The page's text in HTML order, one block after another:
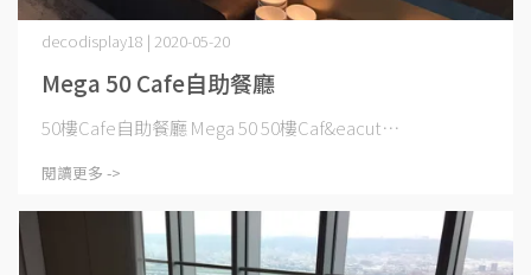
Mega 50 Cafe自助餐廳
decodisplay18 | 2020-05-20
50樓Cafe自助餐廳 Mega 50 50樓Caf&eacut⋯
閱讀更多 ->